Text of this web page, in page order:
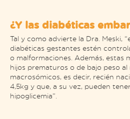
¿Y las diabéticas
Tal y como advierte la Dra. Meski,
diabéticas gestantes estén
o malformaciones. Además, estas
hijos prematuros o de bajo peso al
macrosómicos, es decir, recién
4,5kg y que, a su vez, pueden
hipoglicemia”.